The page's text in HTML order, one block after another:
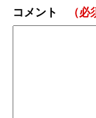
コメント （必